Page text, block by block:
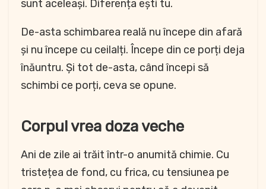
sunt aceleași. Diferența ești tu.
De-asta schimbarea reală nu începe din afară
și nu începe cu ceilalți. Începe din ce porți deja
înăuntru. Și tot de-asta, când începi să
schimbi ce porți, ceva se opune.
Corpul vrea doza veche
Ani de zile ai trăit într-o anumită chimie. Cu
tristețea de fond, cu frica, cu tensiunea pe